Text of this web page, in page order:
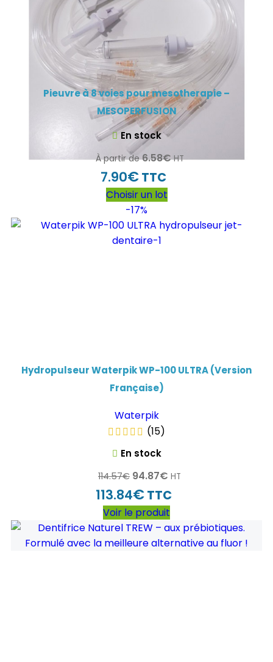
Pieuvre à 8 voies pour mesotherapie –
MESOPERFUSION
En stock
À partir de 6.58€ HT
7.90€TTC
Choisir un lot
-17%
Hydropulseur Waterpik WP-100 ULTRA (Version
Française)
Waterpik
(15)
En stock
114.57€ 94.87€ HT
113.84€ TTC
Voir le produit